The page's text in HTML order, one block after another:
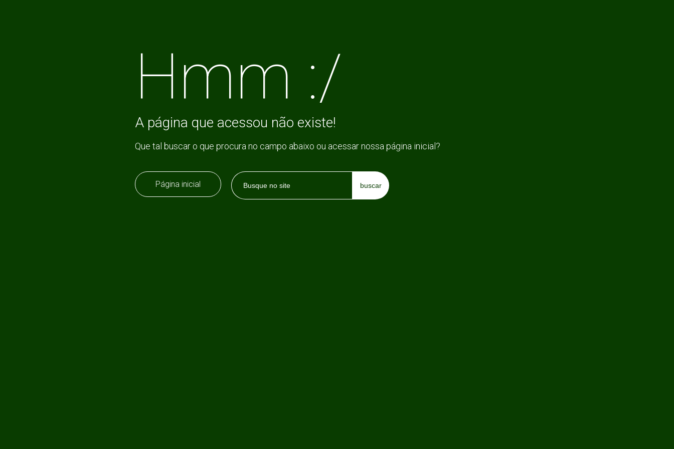
Hmm :/
A página que acessou não existe!
Que tal buscar o que procura no campo abaixo ou acessar nossa página inicial?
Página inicial